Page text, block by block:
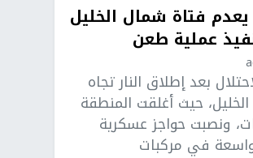
فتاة شمال الخليل
عملية طعن
بعد إطلاق النار تجاه
حيث أغلقت المنطقة
ونصبت حواجز عسكرية
في مركبات